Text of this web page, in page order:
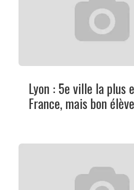
Lyon : 5e ville la plus
France, mais bon